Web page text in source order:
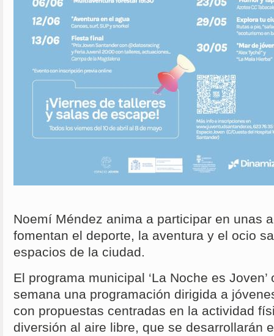
Noemí Méndez anima a participar en unas
fomentan el deporte, la aventura y el ocio
espacios de la ciudad.
El programa municipal ‘La Noche es
semana una programación dirigida a
con propuestas centradas en la actividad
diversión al aire libre, que se desarrollarán